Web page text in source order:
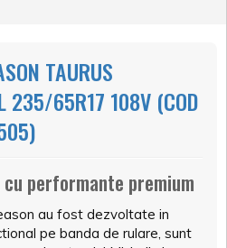
TAURUS
235/65R17 108V (COD
cu performante premium
au fost dezvoltate in
pe banda de rulare, sunt